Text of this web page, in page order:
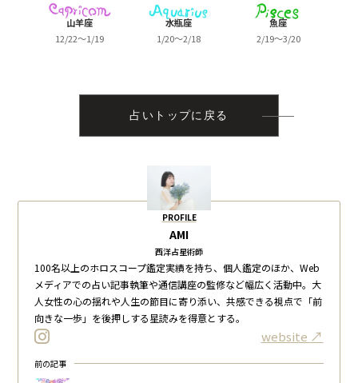
山羊座
12/22～1/19
水瓶座
1/20～2/18
魚座
2/19～3/20
占いトップに戻る
PROFILE
AMI
西洋占星術師
100名以上のホロスコープ鑑定実績を持ち、個人鑑定のほか、Web
メディアでの占い記事執筆や通信講座の監修など幅広く活動中。大
人女性の心の揺れや人生の節目に寄り添い、共感できる視点で「前
向きな一歩」を後押しする星読みを得意とする。
website
前の記事